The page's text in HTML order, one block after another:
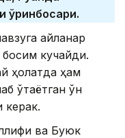
ўринбосари.
айланар
босим кучайди.
ҳолатда ҳам
ўтаётган ўн
керак.
ва Буюк